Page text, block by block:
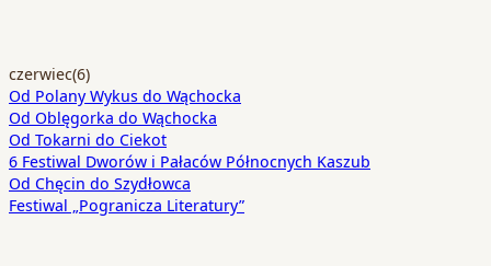
czerwiec(6)
Od Polany Wykus do Wąchocka
Od Oblęgorka do Wąchocka
Od Tokarni do Ciekot
6 Festiwal Dworów i Pałaców Północnych Kaszub
Od Chęcin do Szydłowca
Festiwal „Pogranicza Literatury”